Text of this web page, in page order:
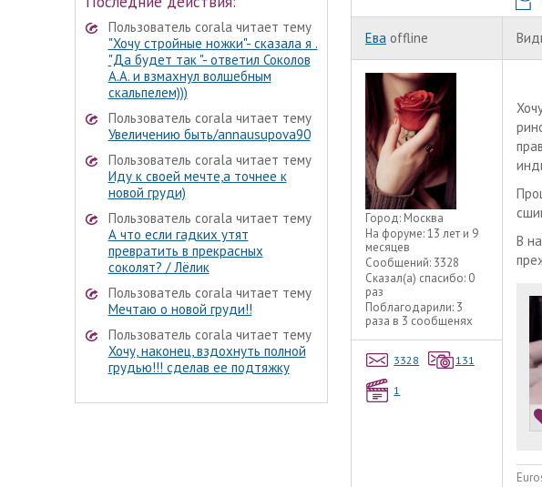
Пользователь corala читает тему
"Хочу стройные ножки"- сказала я .
"Да будет так "- ответил Соколов
А.А. и взмахнул волшебным
скальпелем)))
Пользователь corala читает тему
Увеличению быть/annausupova90
Пользователь corala читает тему
Иду к своей мечте,а точнее к
новой груди)
Пользователь corala читает тему
А что если гадких утят
превратить в прекрасных
соколят? / Лёлик
Пользователь corala читает тему
Мечтаю о новой груди!!
Пользователь corala читает тему
Хочу, наконец, вздохнуть полной
грудью!!! сделав ее подтяжку
Ева offline
Город: Москва
На форуме:13 лет и 9
месяцев
Сообщений: 3328
Сказал(а) спасибо: 0
раз
Поблагодарили: 3
раза в 3 сообщенях
3328 131
1
В